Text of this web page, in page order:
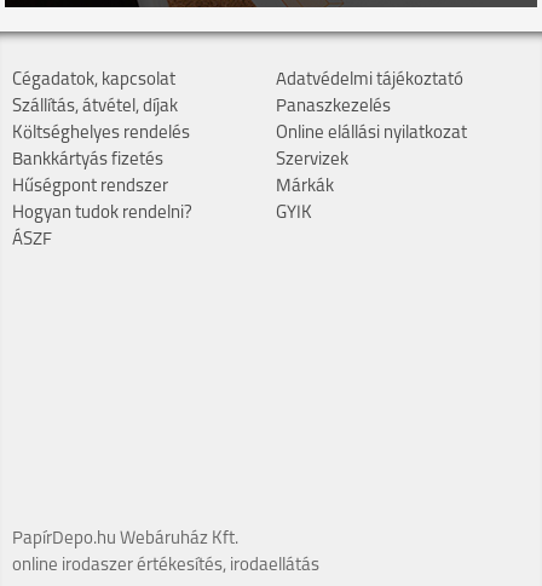
Cégadatok, kapcsolat
Szállítás, átvétel, díjak
Költséghelyes rendelés
Bankkártyás fizetés
Hűségpont rendszer
Hogyan tudok rendelni?
ÁSZF
Adatvédelmi tájékoztató
Panaszkezelés
Online elállási nyilatkozat
Szervizek
Márkák
GYIK
PapírDepo.hu Webáruház Kft.
online irodaszer értékesítés, irodaellátás